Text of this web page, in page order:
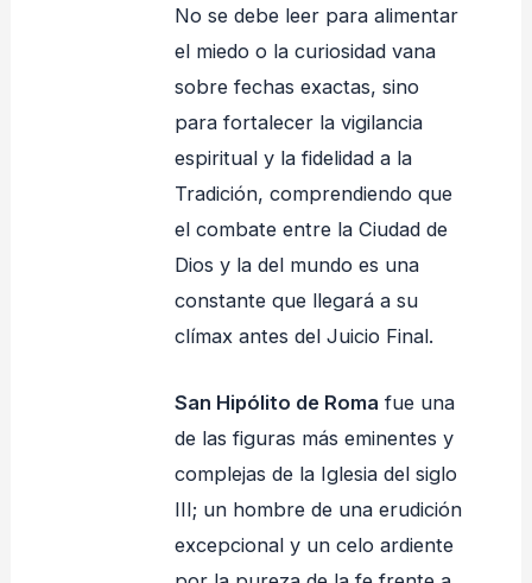
No se debe leer para alimentar
el miedo o la curiosidad vana
sobre fechas exactas, sino
para fortalecer la vigilancia
espiritual y la fidelidad a la
Tradición, comprendiendo que
el combate entre la Ciudad de
Dios y la del mundo es una
constante que llegará a su
clímax antes del Juicio Final.
San Hipólito de Roma fue una
de las figuras más eminentes y
complejas de la Iglesia del siglo
III; un hombre de una erudición
excepcional y un celo ardiente